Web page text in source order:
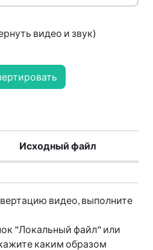
видео и звук)
Исходный файл
видео, выполните
"Локальный файл" или
каким образом